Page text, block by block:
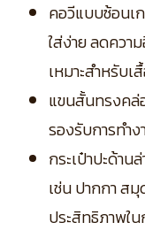
คอวีแบบซ้อนเ
ใส่ง่าย ลดควา
เหมาะสำหรับ
แขนสั้นทรงคล่
รองรับการทำ
กระเป๋าปะด้า
เช่น ปากกา ส
ประสิทธิภาพใ